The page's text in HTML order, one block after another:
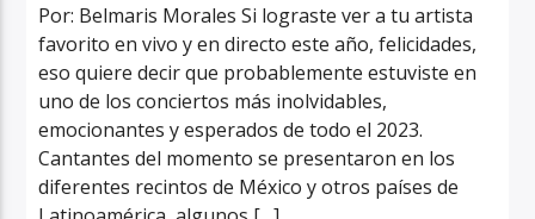
Por: Belmaris Morales Si lograste ver a tu artista
favorito en vivo y en directo este año, felicidades,
eso quiere decir que probablemente estuviste en
uno de los conciertos más inolvidables,
emocionantes y esperados de todo el 2023.
Cantantes del momento se presentaron en los
diferentes recintos de México y otros países de